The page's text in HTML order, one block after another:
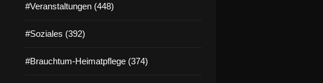
#Veranstaltungen (448)
#Soziales (392)
#Brauchtum-Heimatpflege (374)